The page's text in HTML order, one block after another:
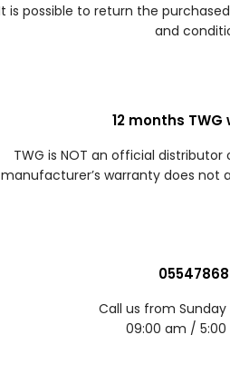
is possible to return the
and
12 months
TWG is NOT an official
manufacturer’s warranty does not
Call us from
09:00 am / 5:00